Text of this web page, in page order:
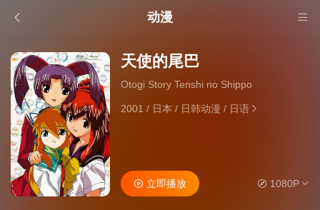
动漫
天使的尾巴
Otogi Story Tenshi no Shippo
2001 / 日本 / 日韩动漫/ 日语
立即播放 1080P